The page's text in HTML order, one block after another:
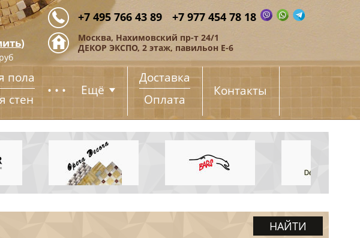
+7 495 766 43 89 +7 977 454 78 18
Москва, Нахимовский пр-т 24/1
ДЕКОР ЭКСПО, 2 этаж, павильон Е-6
)
руб
пола
стен
... Ещё
Доставка
Оплата
Контакты